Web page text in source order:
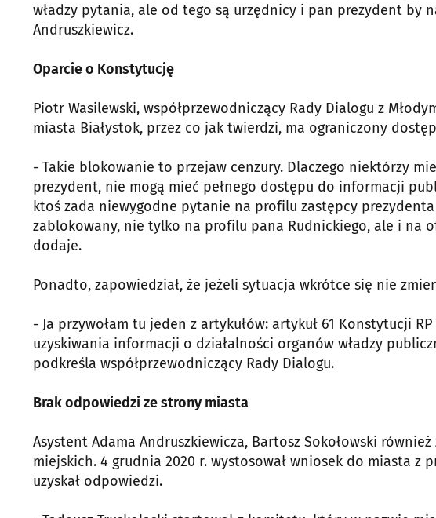
władzy pytania, ale od tego są urzędnicy i pan prezydent by
Andruszkiewicz.
Oparcie o Konstytucję
Piotr Wasilewski, współprzewodniczący Rady Dialogu z
miasta Białystok, przez co jak twierdzi, ma ograniczony
- Takie blokowanie to przejaw cenzury. Dlaczego niektórzy
prezydent, nie mogą mieć pełnego dostępu do informacji
ktoś zada niewygodne pytanie na profilu zastępcy
zablokowany, nie tylko na profilu pana Rudnickiego, ale i na
dodaje.
Ponadto, zapowiedział, że jeżeli sytuacja wkrótce się nie
- Ja przywołam tu jeden z artykułów: artykuł 61 Konstytucji
uzyskiwania informacji o działalności organów władzy
podkreśla współprzewodniczący Rady Dialogu.
Brak odpowiedzi ze strony miasta
Asystent Adama Andruszkiewicza, Bartosz Sokołowski
miejskich. 4 grudnia 2020 r. wystosował wniosek do miasta z
uzyskał odpowiedzi.